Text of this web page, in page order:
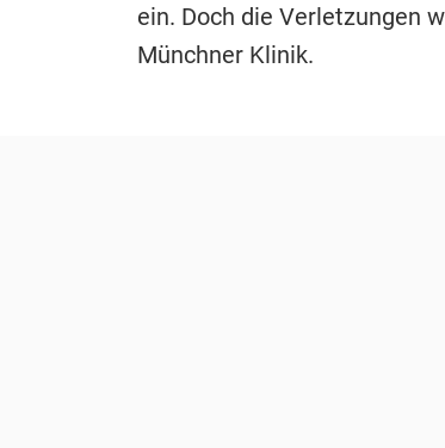
ein. Doch die Verletzungen
Münchner Klinik.